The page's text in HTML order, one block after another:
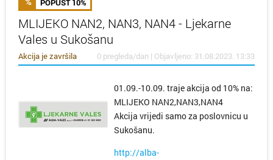
MLIJEKO NAN2, NAN3, NAN4 - Ljekarne
Vales u Sukošanu
Akcija je završila 0 pregleda/dan | Objavljeno: 31.08.2023. 13:33
01.09.-10.09. traje akcija od 10% na:
MLIJEKO NAN2,NAN3,NAN4
Akcija vrijedi samo za poslovnicu u
Sukošanu.
http://alba-